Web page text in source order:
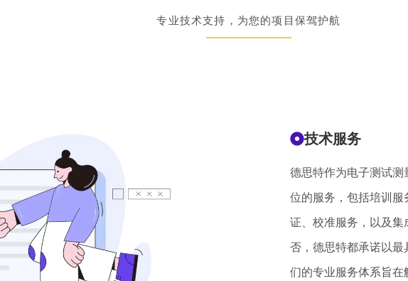
专业技术支持，为您的项目保驾护航
技术服务
德思特作为电子测试
位的服务，包括培训
证、校准服务，以及
否，德思特都承诺以
们的专业服务体系旨